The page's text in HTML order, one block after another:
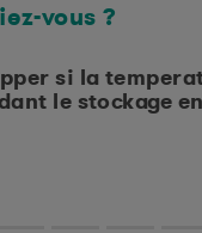
vous ?
si la
le stockage